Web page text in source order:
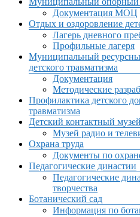
Документация МОЦ
Отдых и оздоровление
Лагерь дневного
Профильные лагеря
Муниципальный
детского травматизма
Документация
Методические
Профилактика детского
травматизма
Детский контактный
Музей радио и
Охрана труда
Документы по
Педагогические династии
Педагогические
творчества
Ботанический сад
Информация по